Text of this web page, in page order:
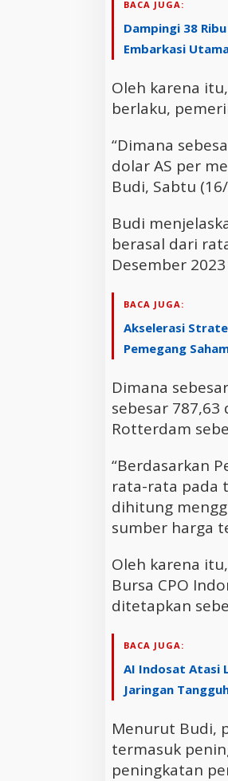
BACA JUGA:
Dampingi 38
Embarkasi
Oleh karena
berlaku,
“Dimana
dolar AS per
Budi, Sabtu
Budi
berasal dari
Desember
BACA JUGA:
Akselerasi
Pemegang
Dimana
sebesar
Rotterdam
“Berdasarkan
rata-rata pada
dihitung
sumber harga
Oleh karena
Bursa CPO
ditetapkan
BACA JUGA:
AI Indosat Atasi
Jaringan
Menurut Budi,
termasuk
peningkatan